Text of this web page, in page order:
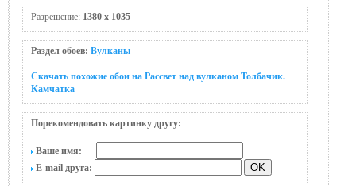
Разрешение: 1380 x 1035
Раздел обоев: Вулканы
Скачать похожие обои на Рассвет над вулканом Толбачик.
Камчатка
Порекомендовать картинку другу:
Ваше имя:
E-mail друга: